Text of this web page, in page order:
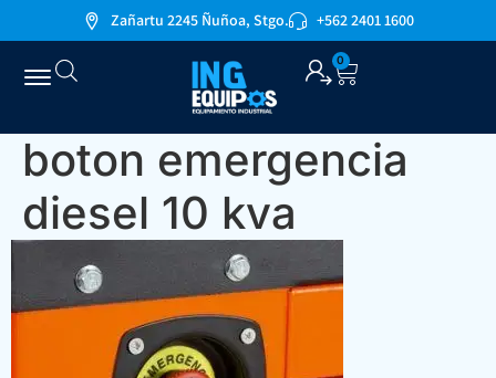
Zañartu 2245 Ñuñoa, Stgo. +562 2401 1600
0
boton emergencia
diesel 10 kva